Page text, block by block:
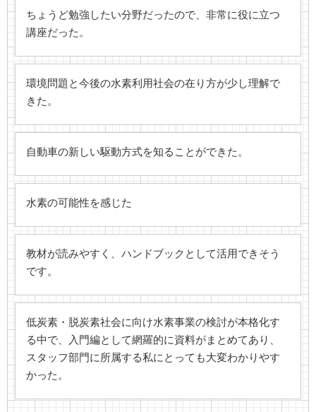
ちょうど勉強したい分野だったので、非常に役に立つ
講座だった。
環境問題と今後の水素利用社会の在り方が少し理解で
きた。
自動車の新しい駆動方式を知ることができた。
水素の可能性を感じた
教材が読みやすく、ハンドブックとして活用できそう
です。
低炭素・脱炭素社会に向け水素事業の検討が本格化す
る中で、入門編として網羅的に資料がまとめてあり、
スタッフ部門に所属する私にとっても大変わかりやす
かった。